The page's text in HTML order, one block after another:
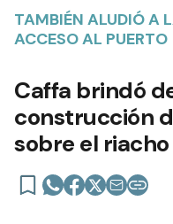
TAMBIÉN ALUDIÓ A
ACCESO AL PUERTO
Caffa brindó
construcción
sobre el riacho